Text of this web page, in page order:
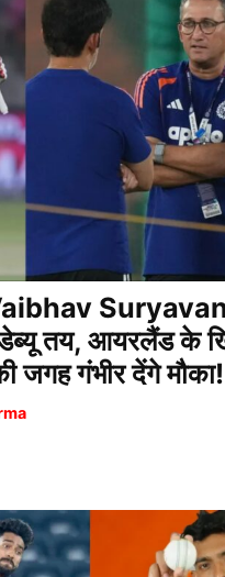
डेब्यू तय, आयरलैंड के
जगह गंभीर देंगे मौका!